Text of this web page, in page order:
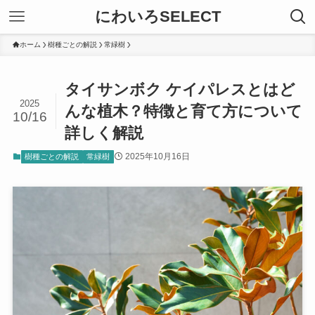
にわいろSELECT
ホーム 樹種ごとの解説 常緑樹
タイサンボク ケイパレスとはど
んな植木？特徴と育て方について
詳しく解説
2025
10/16
樹種ごとの解説 常緑樹 2025年10月16日